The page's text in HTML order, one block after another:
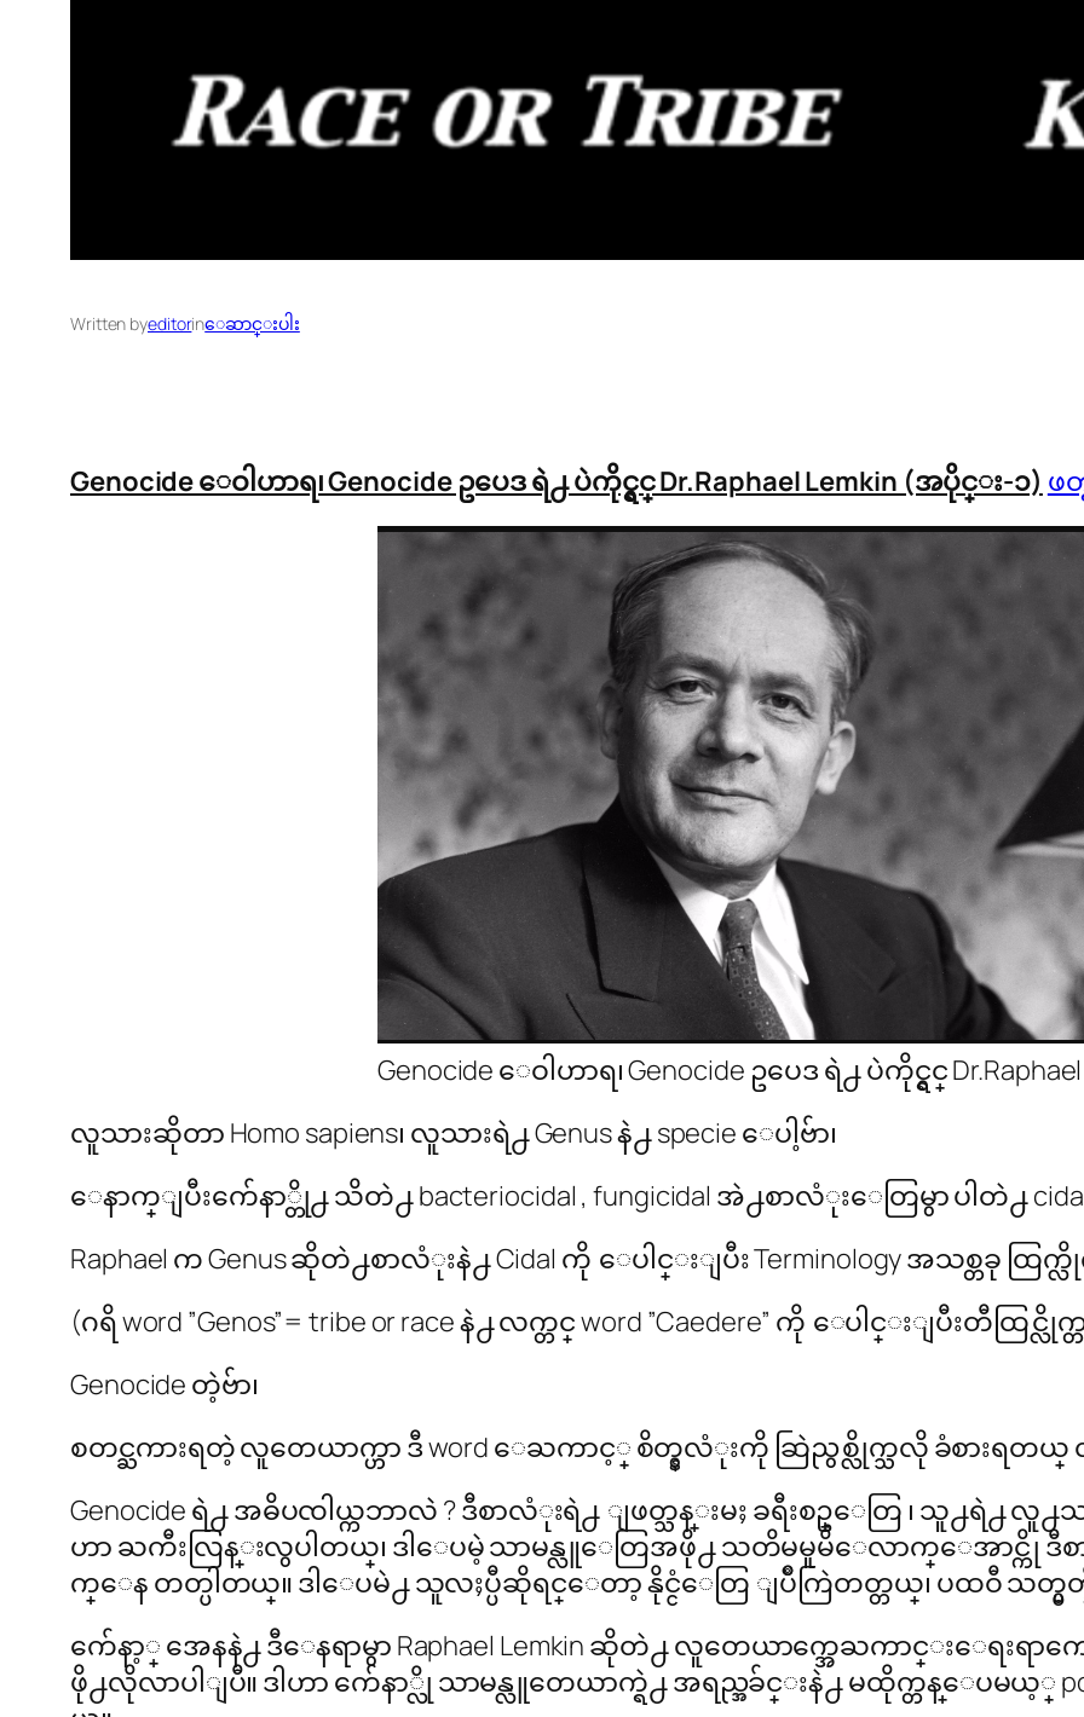
Written byeditorinေဆာင္းပါး
Genocide ေဝါဟာရ၊ Genocide ဥပေဒ ရဲ႕ ပဲကိုင္ရွင္ Dr.Raphael Lemkin (အပိုင္း-၁) ဖ
Genocide ေဝါဟာရ၊ Genocide ဥပေဒ ရဲ႕ ပဲကိုင္ရွင္ Dr.Raphael
လူသားဆိုတာ Homo sapiens၊ လူသားရဲ႕ Genus နဲ႕ specie ေပါ့ဗ်ာ၊
ေနာက္ျပီးက်ေနာ္တို႕ သိတဲ႕ bacteriocidal , fungicidal အဲ႕စာလံုးေတြမွာ ပါတဲ႕
Raphael က Genus ဆိုတဲ႕စာလံုးနဲ႕ Cidal ကို ေပါင္းျပီး Terminology အသစ္တခု ထြက္လို
(ဂရိ word ”Genos”= tribe or race နဲ႕ လက္တင္ word ”Caedere” ကို ေပါင္းျပီးတီထြ
Genocide တဲ့ဗ်ာ၊
စတင္ႀကားရတဲ့ လူတေယာက္ဟာ ဒီ word ေႀကာင့္ စိတ္နွလံုးကို ဆြဲညွစ္လိုက္သလို ခံစားရတ
Genocide ရဲ႕ အဓိပၸါယ္ကဘာလဲ ? ဒီစာလံုးရဲ႕ ျဖတ္သန္းမႈ ခရီးစဥ္ေတြ ၊ သူ႕ရဲ႕
ဟာ ႀကီးလြန္းလွပါတယ္၊ ဒါေပမဲ့ သာမန္လူေတြအဖို႕ သတိမမူမိေလာက္ေအာင္ကို ဒီ
က္ေန တတ္ပါတယ္။ ဒါေပမဲ႕ သူလႈပ္ပီဆိုရင္ေတာ့ နိုင္ငံေတြ ျပိဳကြဲတတ္တယ္၊ ပထဝီ သ
က်ေနာ့္ အေနနဲ႕ ဒီေနရာမွာ Raphael Lemkin ဆိုတဲ႕ လူတေယာက္အေႀကာင္းေရးရာ
ဖို႕လိုလာပါျပီ။ ဒါဟာ က်ေနာ္လို သာမန္လူတေယာက္ရဲ႕ အရည္အခ်င္းနဲ႕ မထိုက္တန္ေပမယ့္